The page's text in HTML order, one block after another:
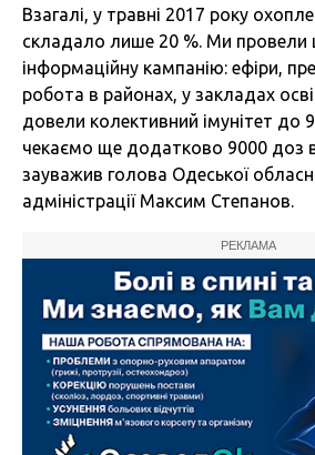
Взагалі, у травні 2017 року
складало лише 20 %. Ми
інформаційну кампанію: ефіри,
робота в районах, у закладах
довели колективний імунітет до
чекаємо ще додатково 9000 доз
зауважив голова Одеської
адміністрації Максим Степанов.
РЕКЛАМА